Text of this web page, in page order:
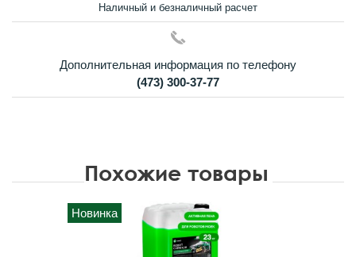
Наличный и безналичный расчет
Дополнительная информация по телефону
(473) 300-37-77
Похожие товары
Новинка